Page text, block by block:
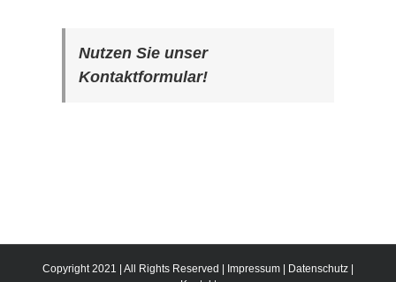
Nutzen Sie unser
Kontaktformular!
Copyright 2021 | All Rights Reserved | Impressum Datenschutz